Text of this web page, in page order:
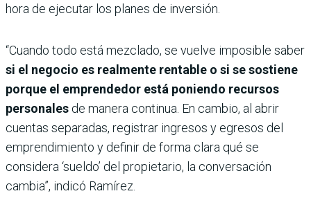
hora de ejecutar los planes de inversión.
“Cuando todo está mezclado, se vuelve imposible saber
si el negocio es realmente rentable o si se sostiene
porque el emprendedor está poniendo recursos
personales de manera continua. En cambio, al abrir
cuentas separadas, registrar ingresos y egresos del
emprendimiento y definir de forma clara qué se
considera ‘sueldo’ del propietario, la conversación
cambia”, indicó Ramírez.